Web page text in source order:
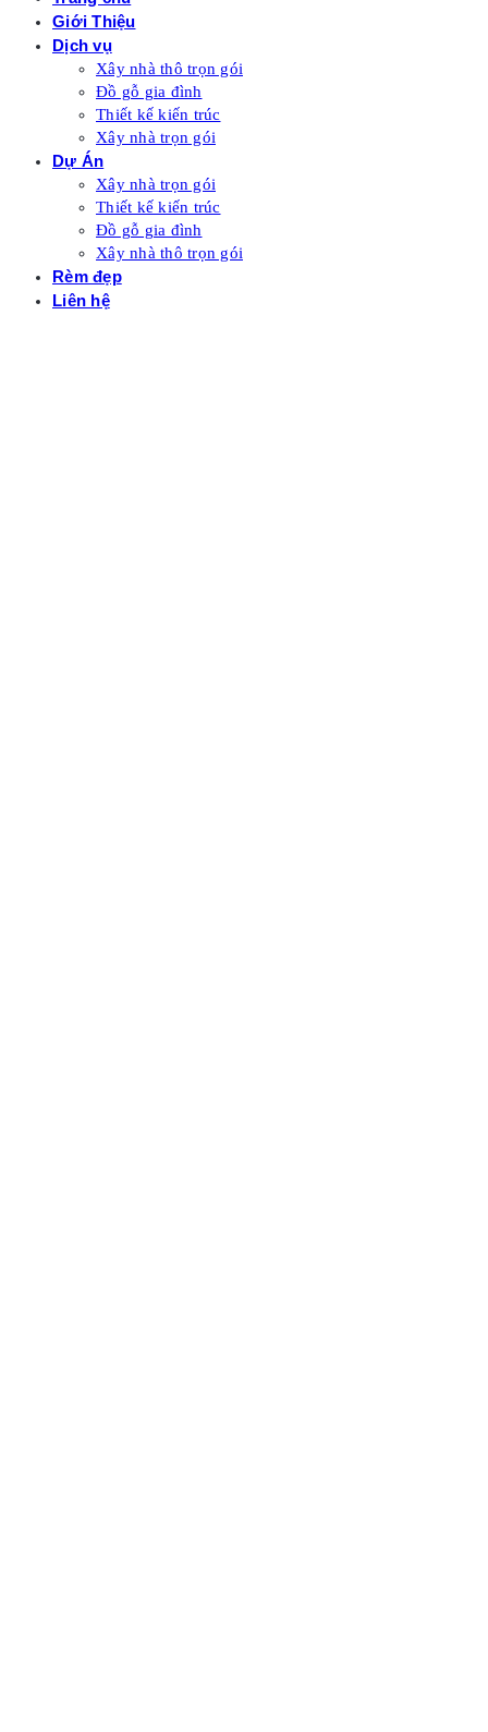
Giới Thiệu
Dịch vụ
Xây nhà thô trọn gói
Đồ gỗ gia đình
Thiết kế kiến trúc
Xây nhà trọn gói
Dự Án
Xây nhà trọn gói
Thiết kế kiến trúc
Đồ gỗ gia đình
Xây nhà thô trọn gói
Rèm đẹp
Liên hệ